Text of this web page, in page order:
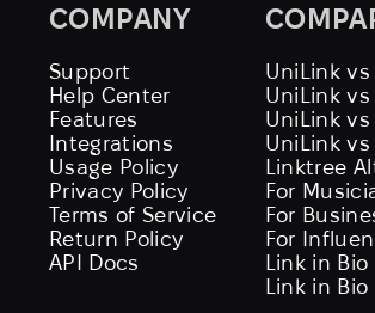
COMPANY
Support
Help Center
Features
Integrations
Usage Policy
Privacy Policy
Terms of Service
Return Policy
API Docs
UniLink
UniLink
UniLink vs
UniLink vs
Linktree
For
For
For
Link in
Link in Bio